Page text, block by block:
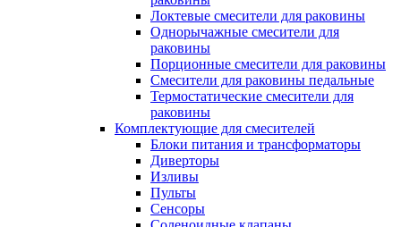
Локтевые смесители для раковины
Однорычажные смесители для
раковины
Порционные смесители для раковины
Смесители для раковины педальные
Термостатические смесители для
раковины
Комплектующие для смесителей
Блоки питания и трансформаторы
Диверторы
Изливы
Пульты
Сенсоры